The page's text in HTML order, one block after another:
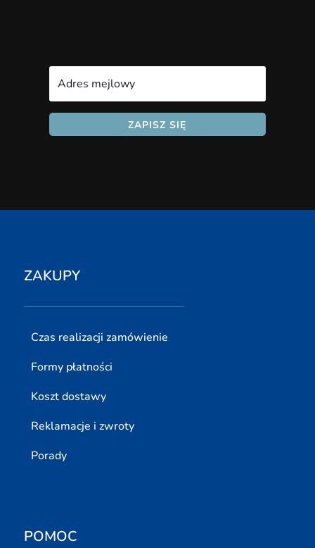
ZAPISZ SIĘ
ZAKUPY
Czas realizacji zamówienie
Formy płatności
Koszt dostawy
Reklamacje i zwroty
Porady
POMOC